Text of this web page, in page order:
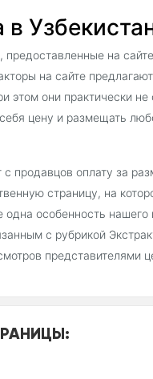
на
на сайте
этом они практически
цену и размещать
продавцов оплату за
страницу, на
одна особенность
с рубрикой
представителями